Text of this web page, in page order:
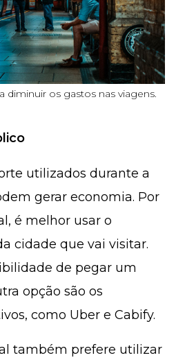
diminuir os gastos nas viagens.
utilizados durante a
gerar economia. Por
é melhor usar o
cidade que vai visitar.
de pegar um
opção são os
como Uber e Cabify.
também prefere utilizar